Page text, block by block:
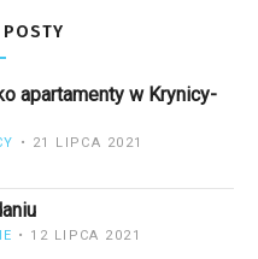
POSTY
apartamenty w Krynicy-
21 LIPCA 2021
12 LIPCA 2021